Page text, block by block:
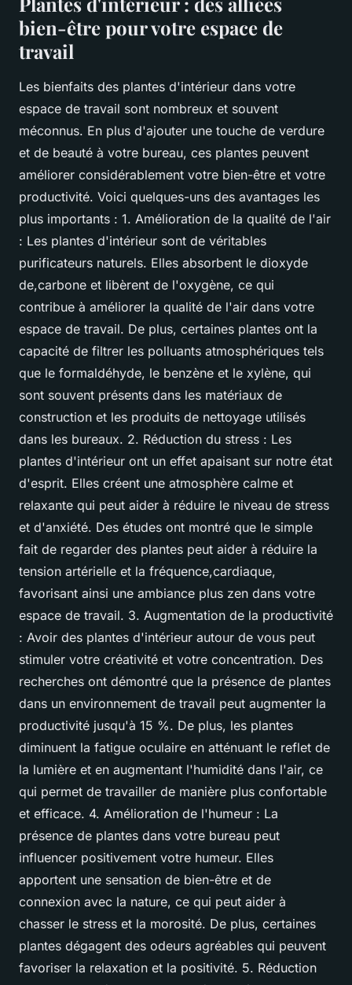
bien-être pour votre espace de
travail
Les bienfaits des plantes d'intérieur dans votre
espace de travail sont nombreux et souvent
méconnus. En plus d'ajouter une touche de verdure
et de beauté à votre bureau, ces plantes peuvent
améliorer considérablement votre bien-être et votre
productivité. Voici quelques-uns des avantages les
plus importants : 1. Amélioration de la qualité de l'air
: Les plantes d'intérieur sont de véritables
purificateurs naturels. Elles absorbent le dioxyde
de,carbone et libèrent de l'oxygène, ce qui
contribue à améliorer la qualité de l'air dans votre
espace de travail. De plus, certaines plantes ont la
capacité de filtrer les polluants atmosphériques tels
que le formaldéhyde, le benzène et le xylène, qui
sont souvent présents dans les matériaux de
construction et les produits de nettoyage utilisés
dans les bureaux. 2. Réduction du stress : Les
plantes d'intérieur ont un effet apaisant sur notre état
d'esprit. Elles créent une atmosphère calme et
relaxante qui peut aider à réduire le niveau de stress
et d'anxiété. Des études ont montré que le simple
fait de regarder des plantes peut aider à réduire la
tension artérielle et la fréquence,cardiaque,
favorisant ainsi une ambiance plus zen dans votre
espace de travail. 3. Augmentation de la productivité
: Avoir des plantes d'intérieur autour de vous peut
stimuler votre créativité et votre concentration. Des
recherches ont démontré que la présence de plantes
dans un environnement de travail peut augmenter la
productivité jusqu'à 15 %. De plus, les plantes
diminuent la fatigue oculaire en atténuant le reflet de
la lumière et en augmentant l'humidité dans l'air, ce
qui permet de travailler de manière plus confortable
et efficace. 4. Amélioration de l'humeur : La
présence de plantes dans votre bureau peut
influencer positivement votre humeur. Elles
apportent une sensation de bien-être et de
connexion avec la nature, ce qui peut aider à
chasser le stress et la morosité. De plus, certaines
plantes dégagent des odeurs agréables qui peuvent
favoriser la relaxation et la positivité. 5. Réduction